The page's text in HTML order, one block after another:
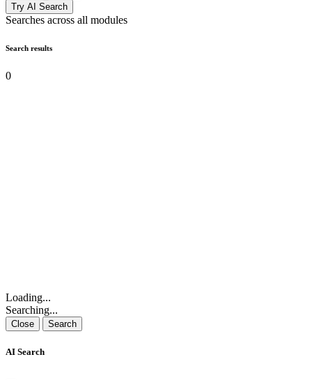
Try AI Search
Searches across all modules
Search results
0
Loading...
Searching...
Close Search
AI Search